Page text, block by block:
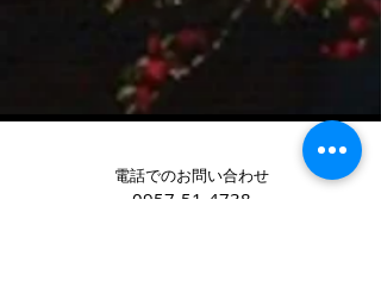
電話でのお問い合わせ
0957-51-4738